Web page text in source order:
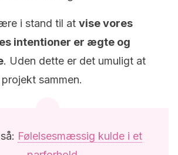
i stand til at vise vores
intentioner er ægte og
. Uden dette er det umuligt at
sammen.
Følelsesmæssig kulde i et